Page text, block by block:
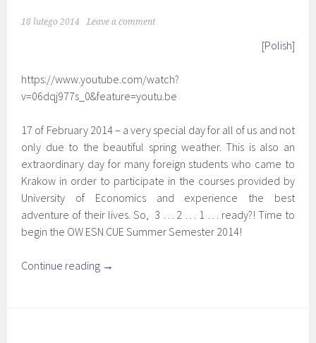
18 lutego 2014 Leave a comment
[Polish]
https://www.youtube.com/watch?
v=06dqj977s_0&feature=youtu.be
17 of February 2014 – a very special day for all of us and not
only due to the beautiful spring weather. This is also an
extraordinary day for many foreign students who came to
Krakow in order to participate in the courses provided by
University of Economics and experience the best
adventure of their lives. So, 3 … 2 … 1 … ready?! Time to
begin the OW ESN CUE Summer Semester 2014!
Continue reading →